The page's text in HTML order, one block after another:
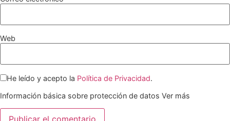
Web
He leído y acepto la Política de Privacidad.
Información básica sobre protección de datos Ver más